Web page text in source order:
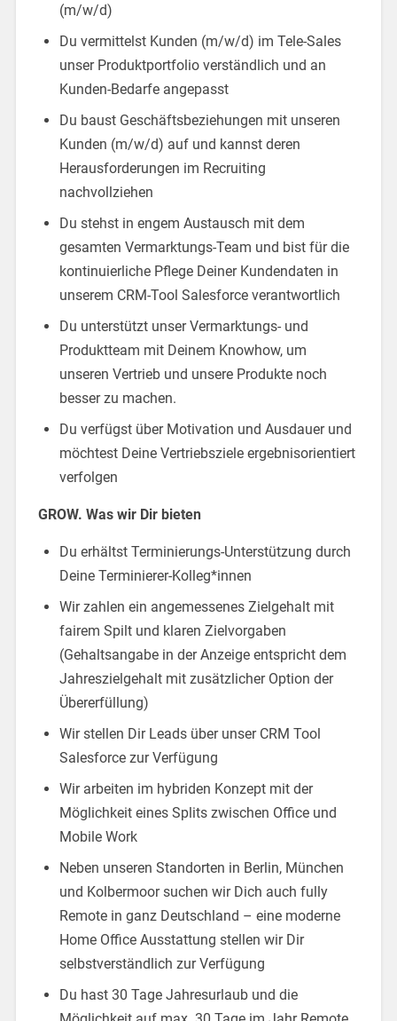
(m/w/d)
Du vermittelst Kunden (m/w/d) im Tele-Sales
unser Produktportfolio verständlich und an
Kunden-Bedarfe angepasst
Du baust Geschäftsbeziehungen mit unseren
Kunden (m/w/d) auf und kannst deren
Herausforderungen im Recruiting
nachvollziehen
Du stehst in engem Austausch mit dem
gesamten Vermarktungs-Team und bist für die
kontinuierliche Pflege Deiner Kundendaten in
unserem CRM-Tool Salesforce verantwortlich
Du unterstützt unser Vermarktungs- und
Produktteam mit Deinem Knowhow, um
unseren Vertrieb und unsere Produkte noch
besser zu machen.
Du verfügst über Motivation und Ausdauer und
möchtest Deine Vertriebsziele ergebnisorientiert
verfolgen
GROW. Was wir Dir bieten
Du erhältst Terminierungs-Unterstützung durch
Deine Terminierer-Kolleg*innen
Wir zahlen ein angemessenes Zielgehalt mit
fairem Spilt und klaren Zielvorgaben
(Gehaltsangabe in der Anzeige entspricht dem
Jahreszielgehalt mit zusätzlicher Option der
Übererfüllung)
Wir stellen Dir Leads über unser CRM Tool
Salesforce zur Verfügung
Wir arbeiten im hybriden Konzept mit der
Möglichkeit eines Splits zwischen Office und
Mobile Work
Neben unseren Standorten in Berlin, München
und Kolbermoor suchen wir Dich auch fully
Remote in ganz Deutschland – eine moderne
Home Office Ausstattung stellen wir Dir
selbstverständlich zur Verfügung
Du hast 30 Tage Jahresurlaub und die